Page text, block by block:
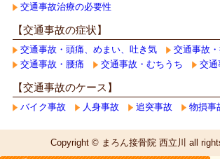
交通事故治療の必要性
【交通事故の症状】
交通事故・頭痛、めまい、吐き気
交通事故
交通事故・腰痛
交通事故・むちうち 交通
【交通事故のケース】
バイク事故 人身事故 追突事故 物損事
Copyright © まろん接骨院 西立川 all